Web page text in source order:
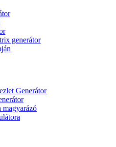
generátor
Generátor
magyarázó